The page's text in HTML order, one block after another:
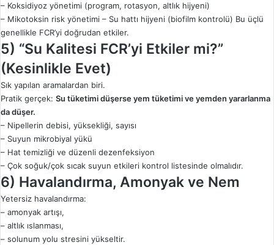
– Koksidiyoz yönetimi (program, rotasyon, altlık hijyeni)
– Mikotoksin risk yönetimi – Su hattı hijyeni (biofilm kontrolü) Bu üçlü
genellikle FCR’yi doğrudan etkiler.
5) “Su Kalitesi FCR’yi Etkiler mi?”
(Kesinlikle Evet)
Sık yapılan aramalardan biri.
Pratik gerçek: Su tüketimi düşerse yem tüketimi ve yemden yararlanma
da düşer.
– Nipellerin debisi, yüksekliği, sayısı
– Suyun mikrobiyal yükü
– Hat temizliği ve düzenli dezenfeksiyon
– Çok soğuk/çok sıcak suyun etkileri kontrol listesinde olmalıdır.
6) Havalandırma, Amonyak ve Nem
Yetersiz havalandırma:
– amonyak artışı,
– altlık ıslanması,
– solunum yolu stresini yükseltir.